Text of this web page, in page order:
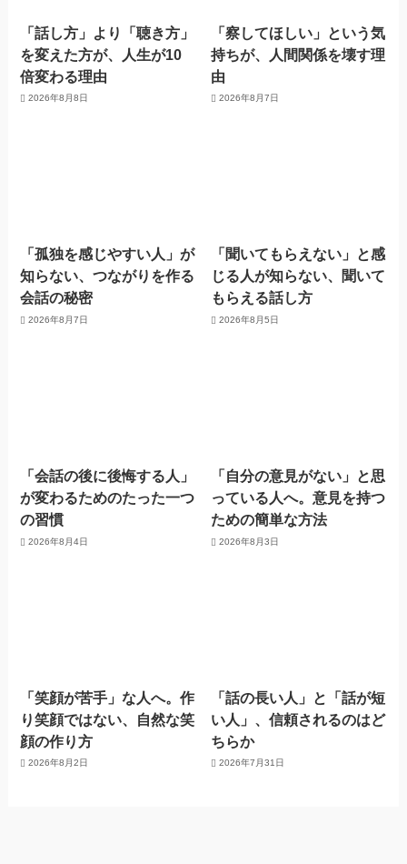
「話し方」より「聴き方」
を変えた方が、人生が10
倍変わる理由
2026年8月8日
「察してほしい」という気
持ちが、人間関係を壊す理
由
2026年8月7日
「孤独を感じやすい人」が
知らない、つながりを作る
会話の秘密
2026年8月7日
「聞いてもらえない」と感
じる人が知らない、聞いて
もらえる話し方
2026年8月5日
「会話の後に後悔する人」
が変わるためのたった一つ
の習慣
2026年8月4日
「自分の意見がない」と思
っている人へ。意見を持つ
ための簡単な方法
2026年8月3日
「笑顔が苦手」な人へ。作
り笑顔ではない、自然な笑
顔の作り方
2026年8月2日
「話の長い人」と「話が短
い人」、信頼されるのはど
ちらか
2026年7月31日